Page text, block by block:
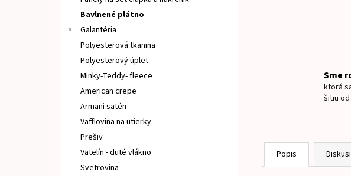
Bavlnené plátno
Galantéria
Polyesterová tkanina
Polyesterový úplet
Minky-Teddy- fleece
American crepe
Armani satén
Vafflovina na utierky
Prešiv
Vatelín - duté vlákno
Svetrovina
Sme
ktorá
šitiu od
Popis